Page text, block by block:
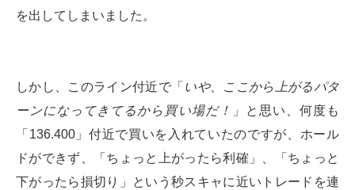
を出してしまいました。
しかし、このライン付近で「 いや、ここから上がるパタ
ーンになってきてるから買い場だ！
」と思い、何度も
「136.400」付近で買いを入れていたのですが、ホール
ドができず、「ちょっと上がったら利確」、「ちょっと
下がったら損切り」という秒スキャに近いトレードを連